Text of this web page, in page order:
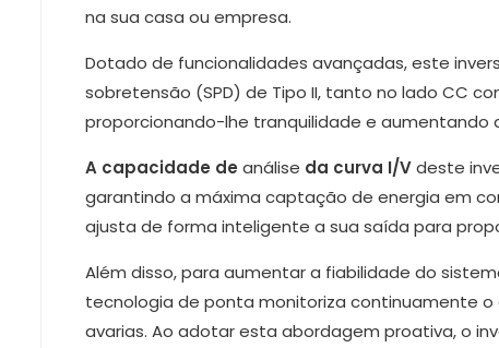
na sua casa ou empresa.
Dotado de funcionalidades avançadas, este
sobretensão (SPD) de Tipo II, tanto no lado CC
proporcionando-lhe tranquilidade e aumentando
A capacidade de análise da curva I/Vdeste
garantindo a máxima captação de energia em
ajusta de forma inteligente a sua saída para
Além disso, para aumentar a fiabilidade do
tecnologia de ponta monitoriza continuamente
avarias. Ao adotar esta abordagem proativa, o